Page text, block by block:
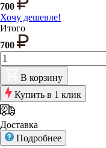
700
Хочу дешевле!
Итого
700
В корзину
Купить в 1 клик
Доставка
Подробнее